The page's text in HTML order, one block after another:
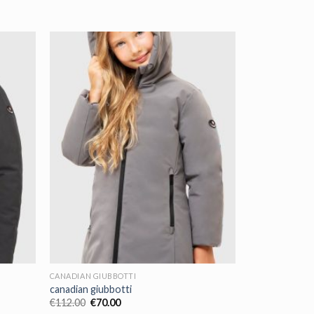
CANADIAN GIUBBOTTI
canadian giubbotti
€112.00 €70.00